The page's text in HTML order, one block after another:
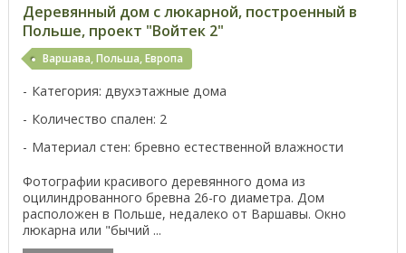
Деревянный дом с люкарной, построенный в
Польше, проект "Войтек 2"
Варшава, Польша, Европа
Категория: двухэтажные дома
Количество спален: 2
Материал стен: бревно естественной влажности
Фотографии красивого деревянного дома из
оцилиндрованного бревна 26-го диаметра. Дом
расположен в Польше, недалеко от Варшавы. Окно
люкарна или "бычий ...